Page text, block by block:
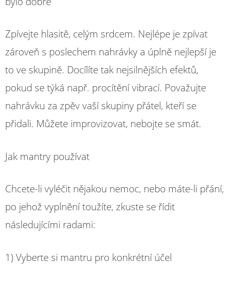
Zpívejte hlasitě, celým srdcem. Nejlépe je zpívat
zároveň s poslechem nahrávky a úplně nejlepší je
to ve skupině. Docílíte tak nejsilnějších efektů,
pokud se týká např. procítění vibrací. Považujte
nahrávku za zpěv vaší skupiny přátel, kteří se
přidali. Můžete improvizovat, nebojte se smát.
Jak mantry používat
Chcete-li vyléčit nějakou nemoc, nebo máte-li přání,
po jehož vyplnění toužíte, zkuste se řídit
následujícími radami:
1) Vyberte si mantru pro konkrétní účel